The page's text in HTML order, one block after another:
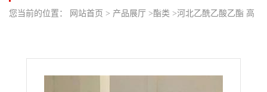
您当前的位置： 网站首页 > 产品展厅 >酯类 >河北乙酰乙酸乙酯 高